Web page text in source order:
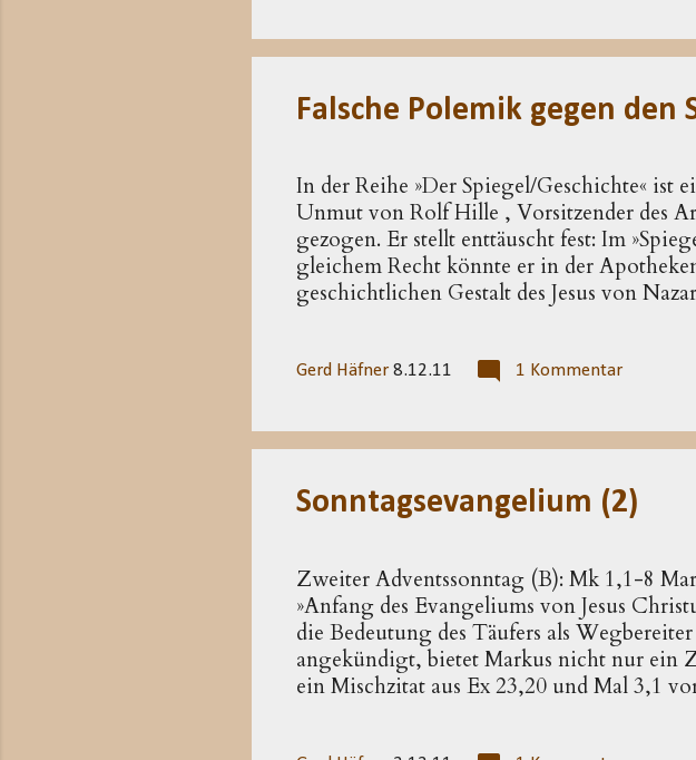
(vgl. Mk 9,11-13 ). War­um wird dies im
bezieht sich der Evangelist auf die...
Falsche Polemik gegen den
In der Reihe »Der Spiegel/Geschichte« ist
Unmut von Rolf Hille , Vorsitzender des
gezogen. Er stellt enttäuscht fest: Im
gleichem Recht könnte er in der
geschichtlichen Gestalt des Jesus von
handelt, wird damit praktisch
Gerd Häfner 8.12.11 1 Kommentar
Sonntagsevangelium (2)
Zweiter Adventssonntag (B): Mk 1,1-8
»Anfang des Evangeliums von Jesus
die Bedeutung des Täufers als
angekündigt, bietet Markus nicht nur ein
ein Mischzitat aus Ex 23,20 und Mal 3,1